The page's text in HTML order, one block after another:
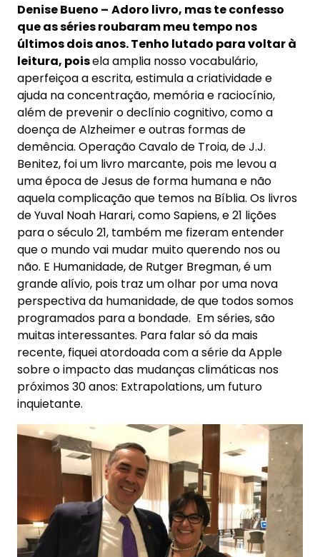
Denise Bueno – Adoro livro, mas te confesso
que as séries roubaram meu tempo nos
últimos dois anos. Tenho lutado para voltar à
leitura, poisela amplia nosso vocabulário,
aperfeiçoa a escrita, estimula a criatividade e
ajuda na concentração, memória e raciocínio,
além de prevenir o declínio cognitivo, como a
doença de Alzheimer e outras formas de
demência. Operação Cavalo de Troia, de J.J.
Benitez, foi um livro marcante, pois me levou a
uma época de Jesus de forma humana e não
aquela complicação que temos na Bíblia. Os livros
de Yuval Noah Harari, como Sapiens, e 21 lições
para o século 21, também me fizeram entender
que o mundo vai mudar muito querendo nos ou
não. E Humanidade, de Rutger Bregman, é um
grande alívio, pois traz um olhar por uma nova
perspectiva da humanidade, de que todos somos
programados para a bondade. Em séries, são
muitas interessantes. Para falar só da mais
recente, fiquei atordoada com a série da Apple
sobre o impacto das mudanças climáticas nos
próximos 30 anos: Extrapolations, um futuro
inquietante.